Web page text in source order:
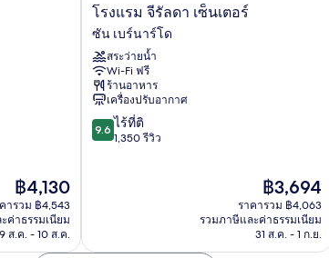
ราคา
ปัจจุบัน
คือ
฿4,130
฿4,130
ารวม ฿4,543
ค่าธรรมเนียม
9 ส.ค. - 10 ส.ค.
โรงแรม
จี
รัล
ดา
เซ็นเตอร์
ซัน
เบร์
นาร์
โด
โรงแรม จีรัลดา เซ็นเตอร์
ซัน เบร์นาร์โด
สระว่ายน้ำ
Wi-Fi ฟรี
ร้านอาหาร
เครื่องปรับอากาศ
9.6
จาก
9.6 ไร้ที่ติ
1,350 รีวิว
ราคา
ปัจจุบัน
คือ
฿3,694
฿3,694
ราคารวม ฿4,063
รวมภาษีและค่าธรรมเนียม
31 ส.ค. - 1 ก.ย.